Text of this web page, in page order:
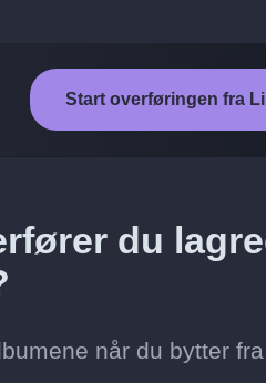
Start overføringen fra
du
når du bytter